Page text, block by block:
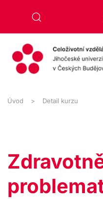
Úvod Detail kurzu